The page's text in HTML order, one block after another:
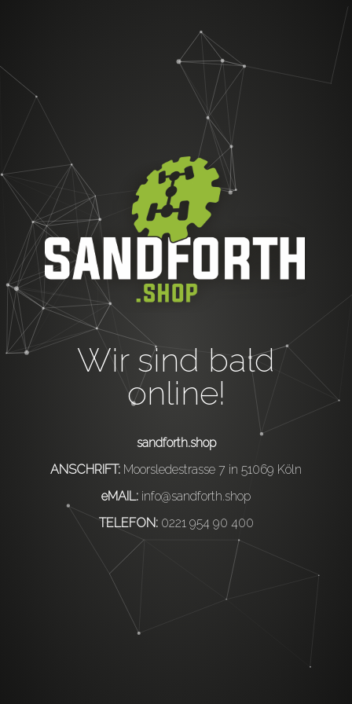
Wir sind bald
online!
sandforth.shop
ANSCHRIFT: Moorsledestrasse 7 in 51069 Köln
eMAIL: info@sandforth.shop
TELEFON: 0221 954 90 400